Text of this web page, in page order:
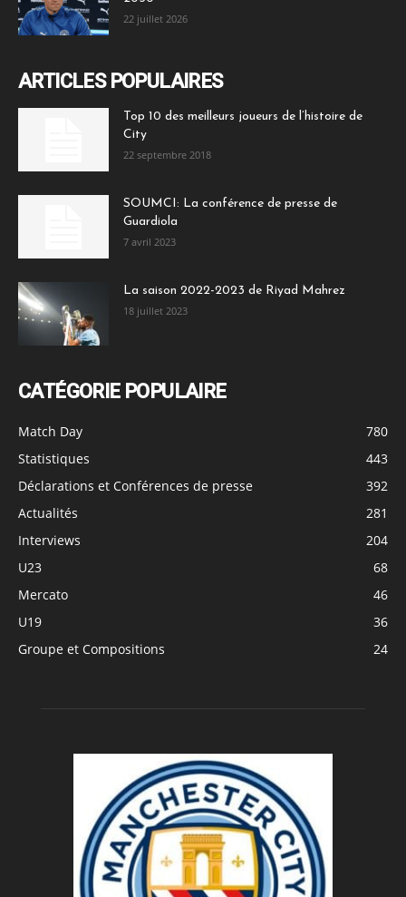
22 juillet 2026
ARTICLES POPULAIRES
Top 10 des meilleurs joueurs de l’histoire de
City
22 septembre 2018
SOUMCI: La conférence de presse de
Guardiola
7 avril 2023
La saison 2022-2023 de Riyad Mahrez
18 juillet 2023
CATÉGORIE POPULAIRE
Match Day
780
Statistiques
443
Déclarations et Conférences de presse
392
Actualités
281
Interviews
204
U23
68
Mercato
46
U19
36
Groupe et Compositions
24